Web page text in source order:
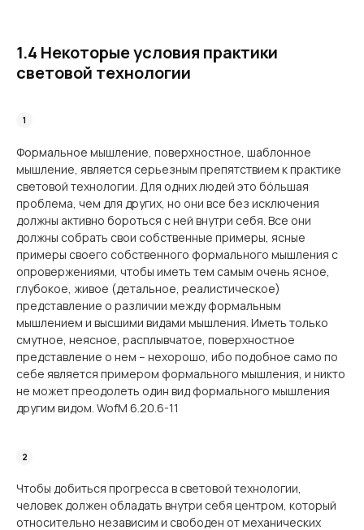
1.4 Некоторые условия практики
световой технологии
Формальное мышление, поверхностное, шаблонное
мышление, является серьезным препятствием к практике
световой технологии. Для одних людей это бóльшая
проблема, чем для других, но они все без исключения
должны активно бороться с ней внутри себя. Все они
должны собрать свои собственные примеры, ясные
примеры своего собственного формального мышления с
опровержениями, чтобы иметь тем самым очень ясное,
глубокое, живое (детальное, реалистическое)
представление о различии между формальным
мышлением и высшими видами мышления. Иметь только
смутное, неясное, расплывчатое, поверхностное
представление о нем – нехорошо, ибо подобное само по
себе является примером формального мышления, и никто
не может преодолеть один вид формального мышления
другим видом. WofM 6.20.6-11
Чтобы добиться прогресса в световой технологии,
человек должен обладать внутри себя центром, который
относительно независим и свободен от механических